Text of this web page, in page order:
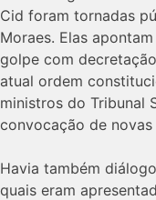
Cid foram tornadas
Moraes. Elas
golpe com
atual ordem
ministros do Tribunal
convocação de novas
Havia também
quais eram